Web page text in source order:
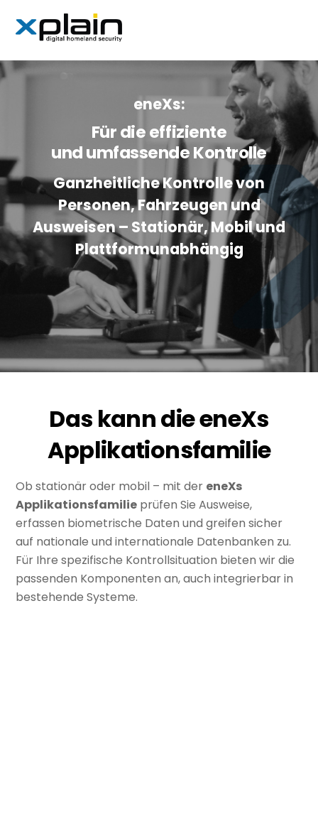
content
eneXs:
Für die effiziente
und umfassende Kontrolle
Ganzheitliche Kontrolle von
Personen, Fahrzeugen und
Ausweisen – Stationär, Mobil und
Plattformunabhängig
Das kann die eneXs
Applikationsfamilie
Ob stationär oder mobil – mit der eneXs
Applikationsfamilie prüfen Sie Ausweise,
erfassen biometrische Daten und greifen sicher
auf nationale und internationale Datenbanken zu.
Für Ihre spezifische Kontrollsituation bieten wir die
passenden Komponenten an, auch integrierbar in
bestehende Systeme.